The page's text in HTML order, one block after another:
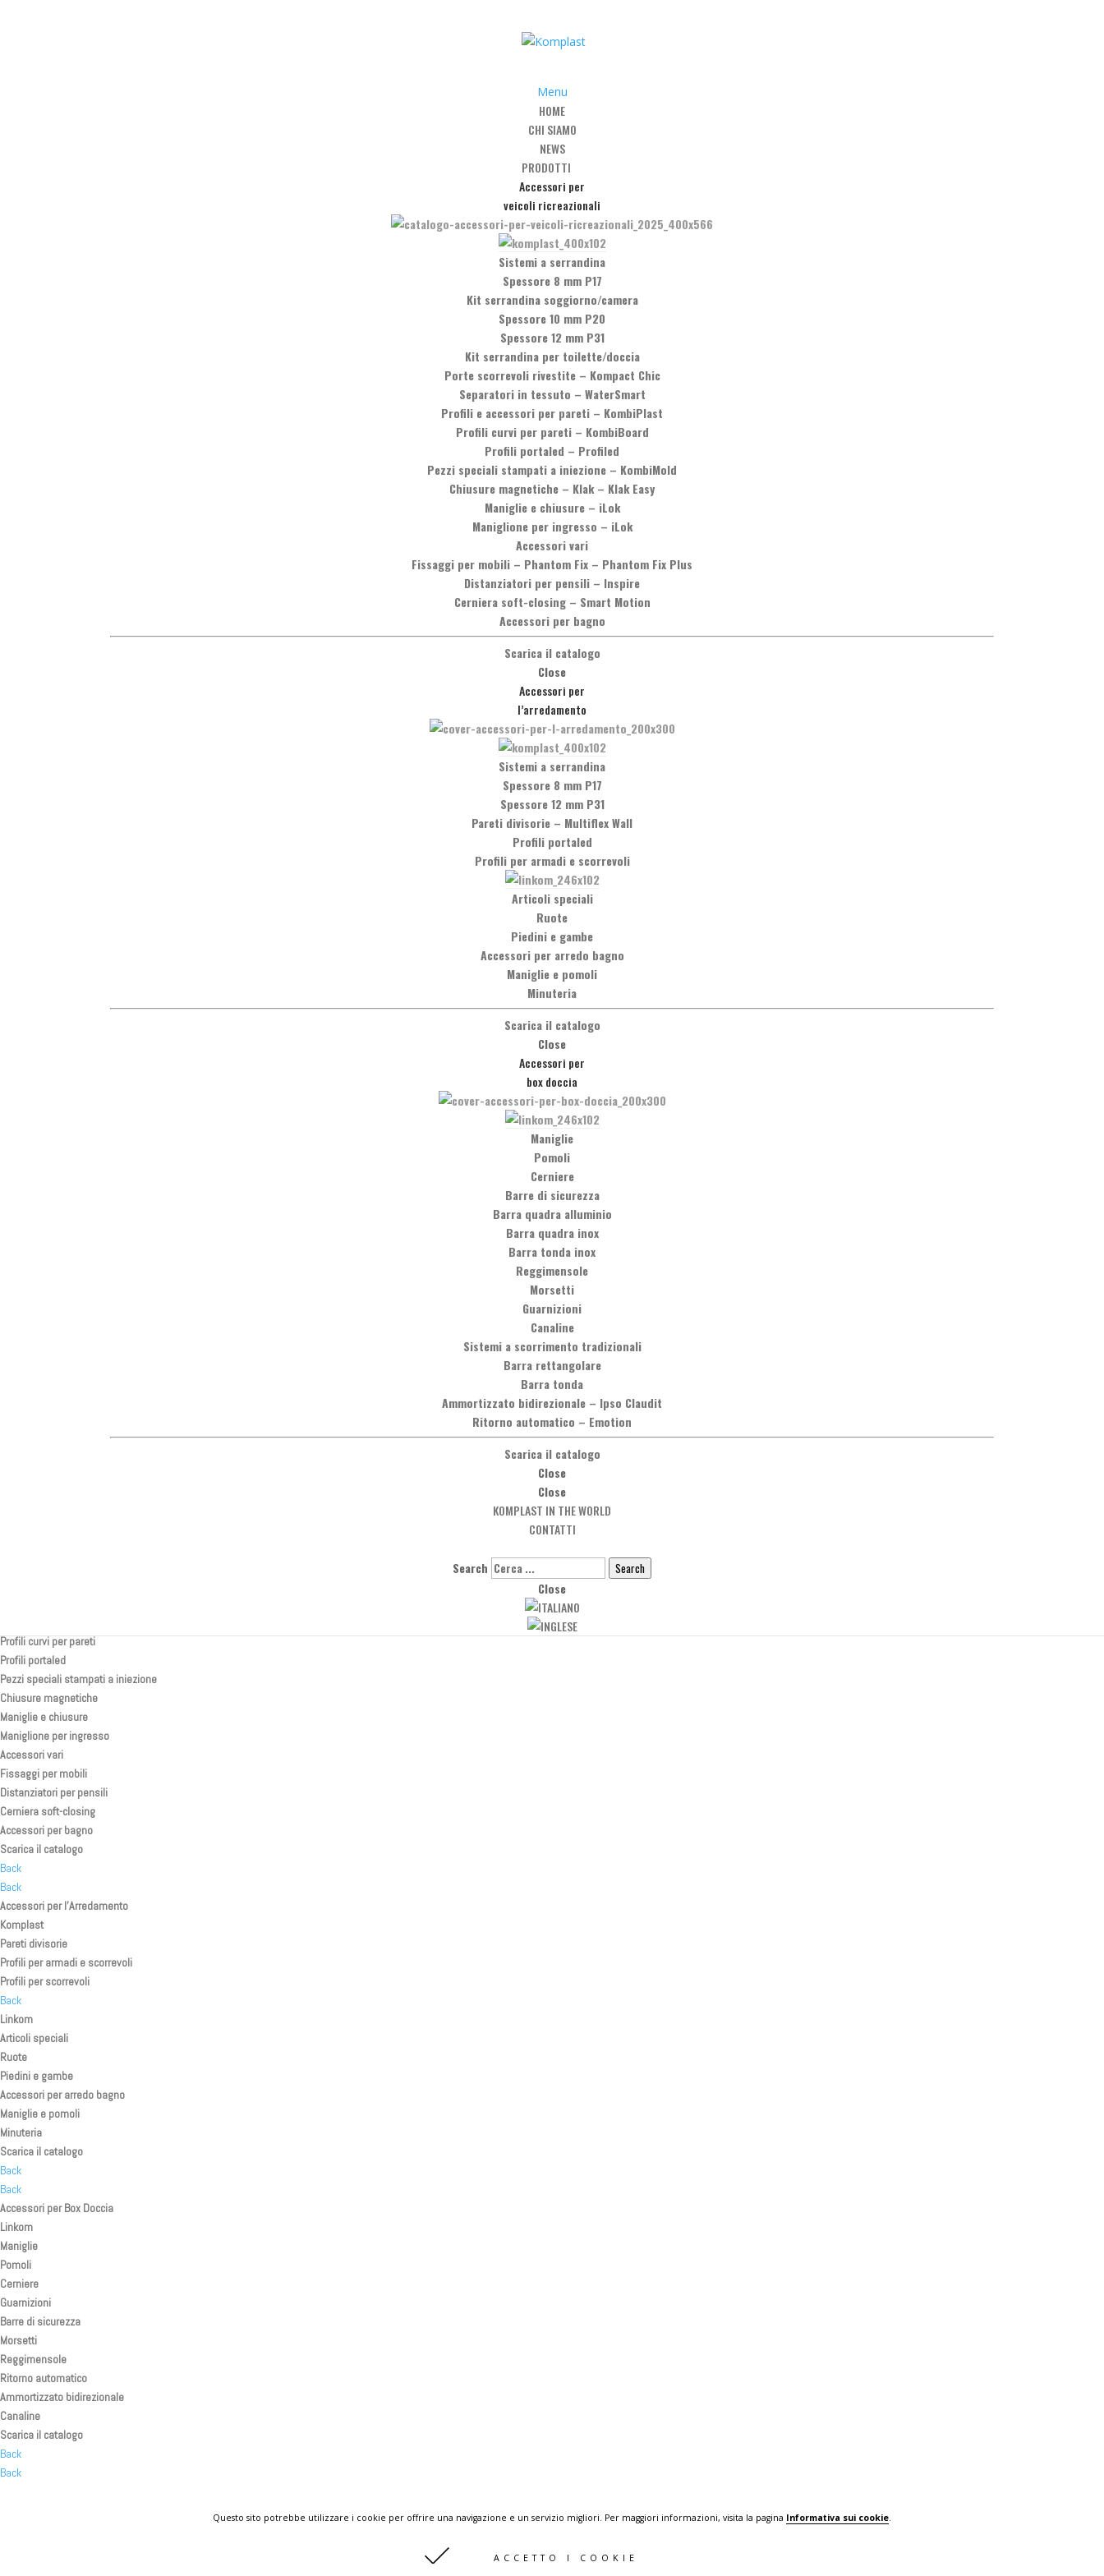
Questo sito potrebbe utilizzare i cookie per offrire una navigazione e un servizio migliori. Per maggiori informazioni, visita la pagina Informativa sui cookie.
ACCETTO I COOKIE
Menu
HOME
CHI SIAMO
NEWS
PRODOTTI
Accessori per
veicoli ricreazionali
Sistemi a serrandina
Spessore 8 mm P17
Kit serrandina soggiorno/camera
Spessore 10 mm P20
Spessore 12 mm P31
Kit serrandina per toilette/doccia
Porte scorrevoli rivestite– Kompact Chic
Separatori in tessuto – WaterSmart
Profili e accessori per pareti – KombiPlast
Profili curvi per pareti– KombiBoard
Profili portaled – Profiled
Pezzi speciali stampati a iniezione – KombiMold
Chiusure magnetiche – Klak – Klak Easy
Maniglie e chiusure– iLok
Maniglione per ingresso – iLok
Accessori vari
Fissaggi per mobili – Phantom Fix – Phantom Fix Plus
Distanziatori per pensili – Inspire
Cerniera soft-closing– Smart Motion
Accessori per bagno
Scarica il catalogo
Close
Accessori per
l’arredamento
Sistemi a serrandina
Spessore 8 mm P17
Spessore 12 mm P31
Pareti divisorie – Multiflex Wall
Profili portaled
Profili per armadi e scorrevoli
Articoli speciali
Ruote
Piedini e gambe
Accessori per arredo bagno
Maniglie e pomoli
Minuteria
Scarica il catalogo
Close
Accessori per
box doccia
Maniglie
Pomoli
Cerniere
Barre di sicurezza
Barra quadra alluminio
Barra quadra inox
Barra tonda inox
Reggimensole
Morsetti
Guarnizioni
Canaline
Sistemi a scorrimento tradizionali
Barra rettangolare
Barra tonda
Ammortizzato bidirezionale – Ipso Claudit
Ritorno automatico – Emotion
Scarica il catalogo
Close
Close
KOMPLAST IN THE WORLD
CONTATTI
Search Search
Close
Art. M-1552 – Maniglia interasse 96-128-160
Art. M-1552 – Maniglia interasse 96-128-160
Desideri maggiori informazioni?
Puoi contattarci telefonicamente, chiamando il numero
oppure inviando un messaggio cliccando sul pulsante qui sotto.
Messaggio
Komplast Srl Social Network Iscriviti alla newsletter
Profili curvi per pareti
Profili portaled
Pezzi speciali stampati a iniezione
Chiusure magnetiche
Maniglie e chiusure
Maniglione per ingresso
Accessori vari
Fissaggi per mobili
Distanziatori per pensili
Cerniera soft-closing
Accessori per bagno
Scarica il catalogo
Back
Back
Accessori per l’Arredamento
Komplast
Pareti divisorie
Profili per armadi e scorrevoli
Profili per scorrevoli
Back
Linkom
Articoli speciali
Ruote
Piedini e gambe
Accessori per arredo bagno
Maniglie e pomoli
Minuteria
Scarica il catalogo
Back
Back
Accessori per Box Doccia
Linkom
Maniglie
Pomoli
Cerniere
Guarnizioni
Barre di sicurezza
Morsetti
Reggimensole
Ritorno automatico
Ammortizzato bidirezionale
Canaline
Scarica il catalogo
Back
Back